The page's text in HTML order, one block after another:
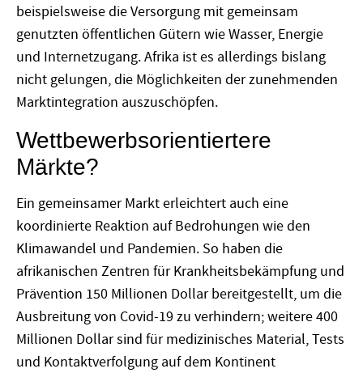
beispielsweise die Versorgung mit gemeinsam
genutzten öffentlichen Gütern wie Wasser, Energie
und Internetzugang. Afrika ist es allerdings bislang
nicht gelungen, die Möglichkeiten der zunehmenden
Marktintegration auszuschöpfen.
Wettbewerbsorientiertere
Märkte?
Ein gemeinsamer Markt erleichtert auch eine
koordinierte Reaktion auf Bedrohungen wie den
Klimawandel und Pandemien. So haben die
afrikanischen Zentren für Krankheitsbekämpfung und
Prävention 150 Millionen Dollar bereitgestellt, um die
Ausbreitung von Covid-19 zu verhindern; weitere 400
Millionen Dollar sind für medizinisches Material, Tests
und Kontaktverfolgung auf dem Kontinent